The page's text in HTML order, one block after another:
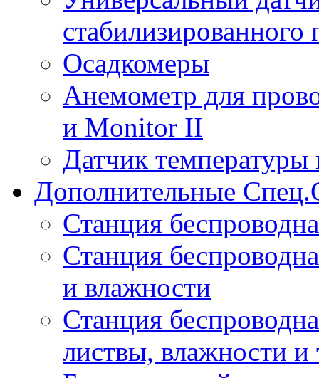
стабилизированного
Осадкомеры
Анемометр для
и Monitor II
Датчик температуры
Дополнительные
Станция
Станция
и влажности
Станция
листвы, влажности